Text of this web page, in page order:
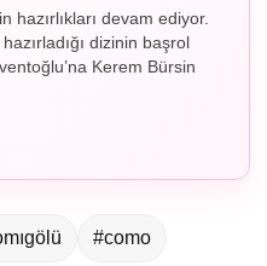
hazırlıkları devam ediyor.
dizinin başrol
Kerem Bürsin
#como